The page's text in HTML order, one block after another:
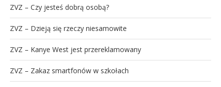
ZVZ – Czy jesteś dobrą osobą?
ZVZ – Dzieją się rzeczy niesamowite
ZVZ – Kanye West jest przereklamowany
ZVZ – Zakaz smartfonów w szkołach